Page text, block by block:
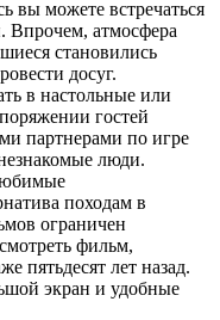
вы можете встречаться
Впрочем, атмосфера
становились
досуг.
в настольные или
гостей
партнерами по игре
люди.
походам в
ограничен
фильм,
пятьдесят лет назад.
экран и удобные